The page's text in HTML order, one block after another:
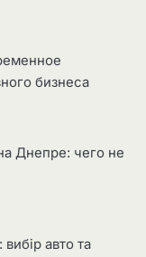
бизнеса
Днепре: чего не
авто та